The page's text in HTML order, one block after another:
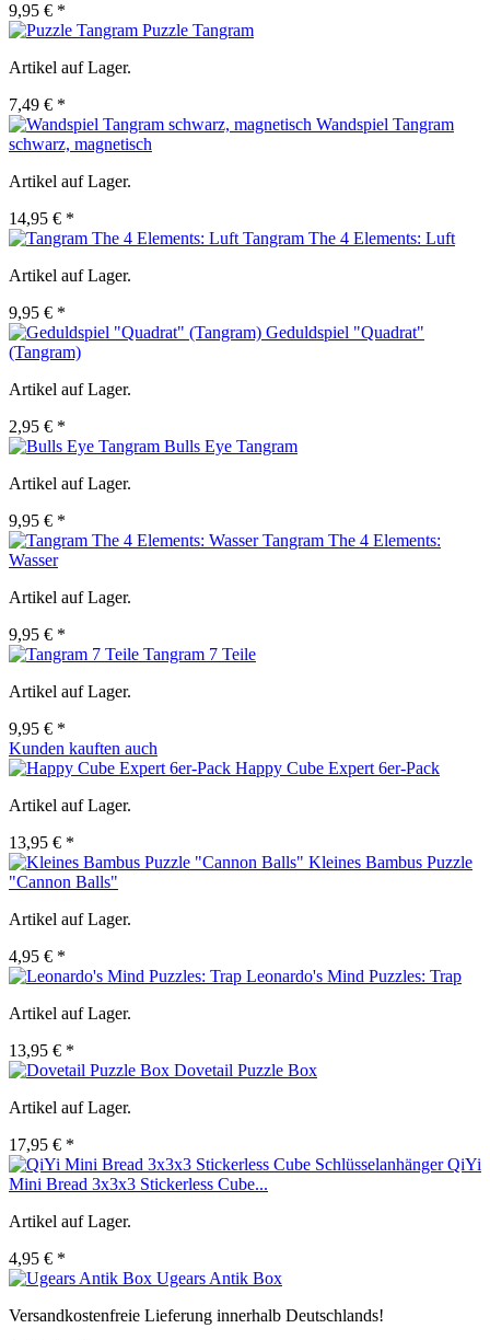
9,95 € *
Puzzle Tangram
Artikel auf Lager.
7,49 € *
Wandspiel Tangram
schwarz, magnetisch
Artikel auf Lager.
14,95 € *
Tangram The 4 Elements: Luft
Artikel auf Lager.
9,95 € *
Geduldspiel "Quadrat"
(Tangram)
Artikel auf Lager.
2,95 € *
Bulls Eye Tangram
Artikel auf Lager.
9,95 € *
Tangram The 4 Elements:
Wasser
Artikel auf Lager.
9,95 € *
Tangram 7 Teile
Artikel auf Lager.
9,95 € *
Kunden kauften auch
Happy Cube Expert 6er-Pack
Artikel auf Lager.
13,95 € *
Kleines Bambus Puzzle
"Cannon Balls"
Artikel auf Lager.
4,95 € *
Leonardo's Mind Puzzles: Trap
Artikel auf Lager.
13,95 € *
Dovetail Puzzle Box
Artikel auf Lager.
17,95 € *
QiYi
Mini Bread 3x3x3 Stickerless Cube...
Artikel auf Lager.
4,95 € *
Ugears Antik Box
Versandkostenfreie Lieferung innerhalb Deutschlands!